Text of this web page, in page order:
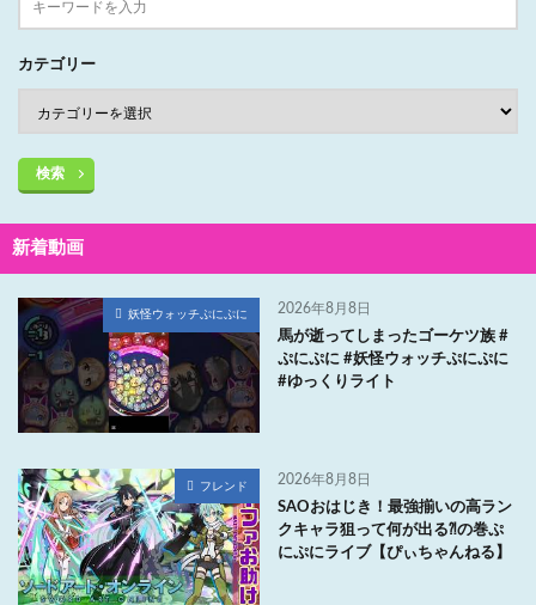
カテゴリー
検索
新着動画
妖怪ウォッチぷにぷに 2026年8月8日
馬が逝ってしまったゴーケツ族 #
ぷにぷに #妖怪ウォッチぷにぷに
#ゆっくりライト
フレンド 2026年8月8日
SAOおはじき！最強揃いの高ラン
クキャラ狙って何が出る⁈の巻ぷ
にぷにライブ【ぴぃちゃんねる】